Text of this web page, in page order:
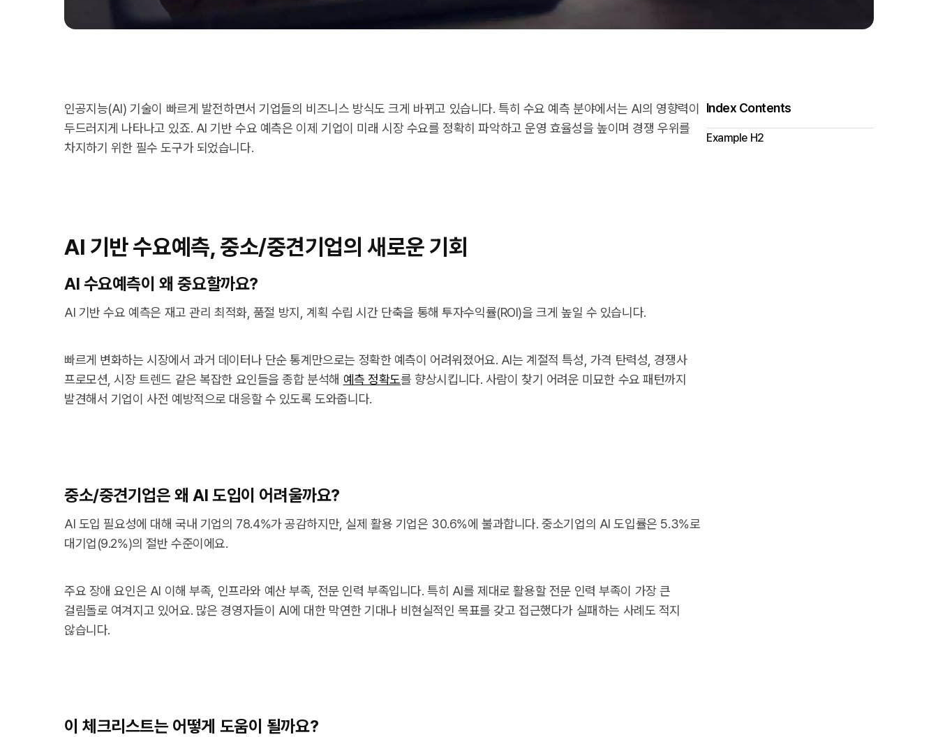
인공지능(AI) 기술이 빠르게 발전하면서 기업들의 비즈니스 방식도 크게 바뀌고 있습니다. 특히 수요 예측 분야에서는 AI의 영향력이
두드러지게 나타나고 있죠. AI 기반 수요 예측은 이제 기업이 미래 시장 수요를 정확히 파악하고 운영 효율성을 높이며 경쟁 우위를
차지하기 위한 필수 도구가 되었습니다.
AI 기반 수요예측, 중소/중견기업의 새로운 기회
AI 수요예측이 왜 중요할까요?
AI 기반 수요 예측은 재고 관리 최적화, 품절 방지, 계획 수립 시간 단축을 통해 투자수익률(ROI)을 크게 높일 수 있습니다.
빠르게 변화하는 시장에서 과거 데이터나 단순 통계만으로는 정확한 예측이 어려워졌어요. AI는 계절적 특성, 가격 탄력성, 경쟁사
프로모션, 시장 트렌드 같은 복잡한 요인들을 종합 분석해 예측 정확도를 향상시킵니다. 사람이 찾기 어려운 미묘한 수요 패턴까지
발견해서 기업이 사전 예방적으로 대응할 수 있도록 도와줍니다.
중소/중견기업은 왜 AI 도입이 어려울까요?
AI 도입 필요성에 대해 국내 기업의 78.4%가 공감하지만, 실제 활용 기업은 30.6%에 불과합니다. 중소기업의 AI 도입률은 5.3%로
대기업(9.2%)의 절반 수준이에요.
주요 장애 요인은 AI 이해 부족, 인프라와 예산 부족, 전문 인력 부족입니다. 특히 AI를 제대로 활용할 전문 인력 부족이 가장 큰
걸림돌로 여겨지고 있어요. 많은 경영자들이 AI에 대한 막연한 기대나 비현실적인 목표를 갖고 접근했다가 실패하는 사례도 적지
않습니다.
이 체크리스트는 어떻게 도움이 될까요?
Index Contents
Example H2